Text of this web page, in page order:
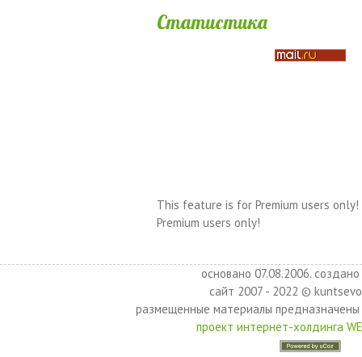
Статистика
This feature is for Premium users only!
Premium users only!
основано 07.08.2006.
сайт 2007 - 2022 ©
размещенные материалы
проект интернет-холдинга